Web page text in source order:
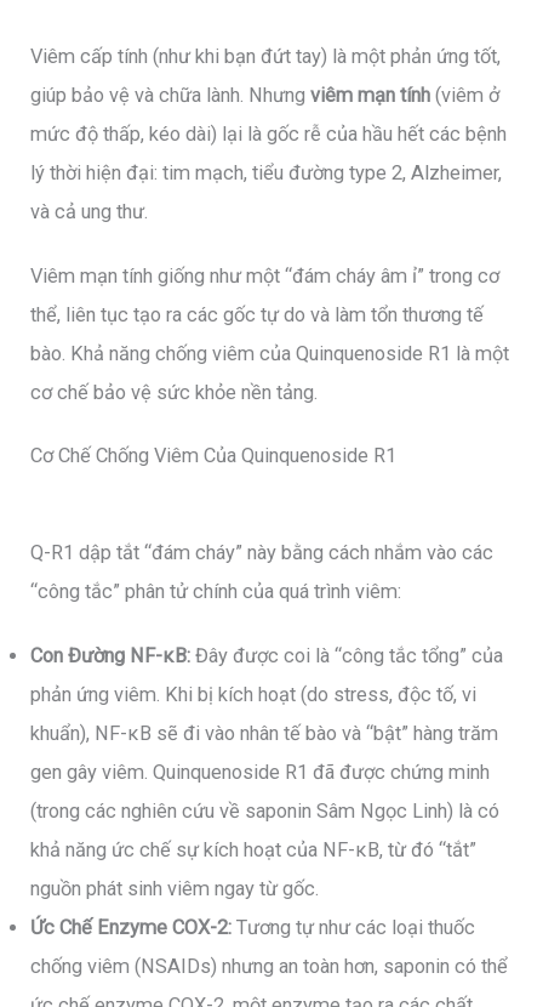
Viêm cấp tính (như khi bạn đứt tay) là một phản ứng tốt,
giúp bảo vệ và chữa lành. Nhưngviêm mạn tính (viêm ở
mức độ thấp, kéo dài) lại là gốc rễ của hầu hết các bệnh
lý thời hiện đại: tim mạch, tiểu đường type 2, Alzheimer,
và cả ung thư.
Viêm mạn tính giống như một “đám cháy âm ỉ” trong cơ
thể, liên tục tạo ra các gốc tự do và làm tổn thương tế
bào. Khả năng chống viêm của Quinquenoside R1 là một
cơ chế bảo vệ sức khỏe nền tảng.
Cơ Chế Chống Viêm Của Quinquenoside R1
Q-R1 dập tắt “đám cháy” này bằng cách nhắm vào các
“công tắc” phân tử chính của quá trình viêm:
Con Đường NF-κB: Đây được coi là “công tắc tổng” của
phản ứng viêm. Khi bị kích hoạt (do stress, độc tố, vi
khuẩn), NF-κB sẽ đi vào nhân tế bào và “bật” hàng trăm
gen gây viêm. Quinquenoside R1 đã được chứng minh
(trong các nghiên cứu về saponin Sâm Ngọc Linh) là có
khả năng ức chế sự kích hoạt của NF-κB, từ đó “tắt”
nguồn phát sinh viêm ngay từ gốc.
Ức Chế Enzyme COX-2: Tương tự như các loại thuốc
chống viêm (NSAIDs) nhưng an toàn hơn, saponin có thể